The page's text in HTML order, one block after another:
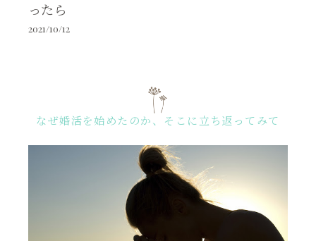
ったら
2021/10/12
なぜ婚活を始めたのか、そこに立ち返ってみて